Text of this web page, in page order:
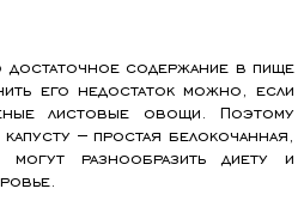
содержание в пище
его недостаток можно, если
листовые овощи. Поэтому
– простая белокочанная,
могут разнообразить диету и